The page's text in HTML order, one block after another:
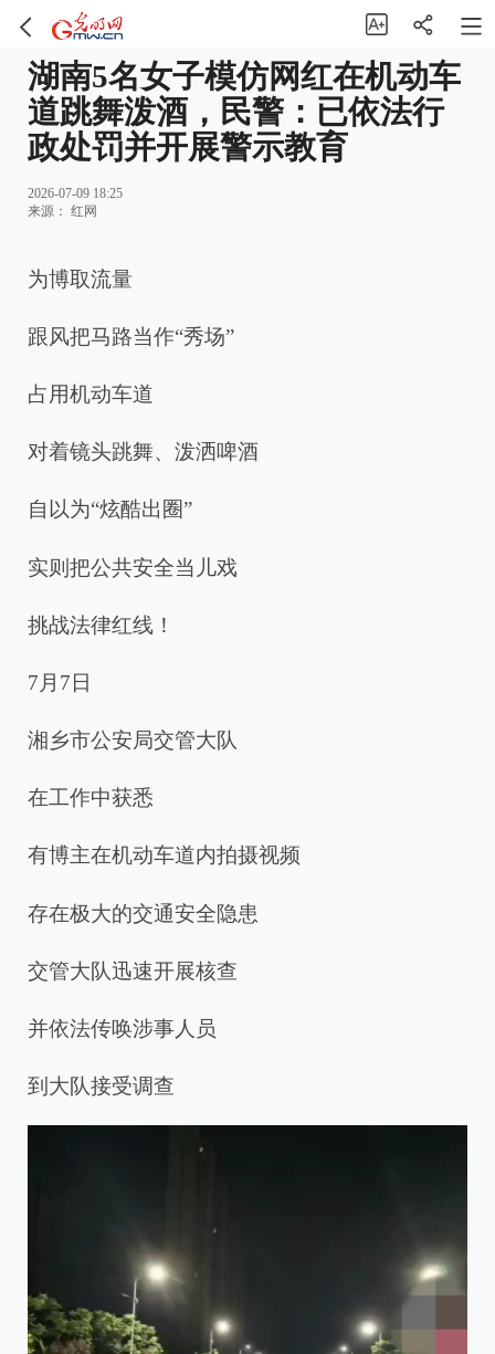
湖南5名女子模仿网红在机动车
道跳舞泼酒，民警：已依法行
政处罚并开展警示教育
2026-07-09 18:25
来源： 红网
为博取流量
跟风把马路当作“秀场”
占用机动车道
对着镜头跳舞、泼洒啤酒
自以为“炫酷出圈”
实则把公共安全当儿戏
挑战法律红线！
7月7日
湘乡市公安局交管大队
在工作中获悉
有博主在机动车道内拍摄视频
存在极大的交通安全隐患
交管大队迅速开展核查
并依法传唤涉事人员
到大队接受调查